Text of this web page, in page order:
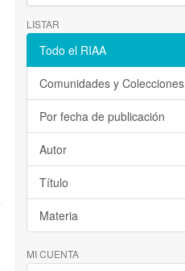
LISTAR
Todo el RIAA
Comunidades y Colecciones
Por fecha de publicación
Autor
Título
Materia
MI CUENTA